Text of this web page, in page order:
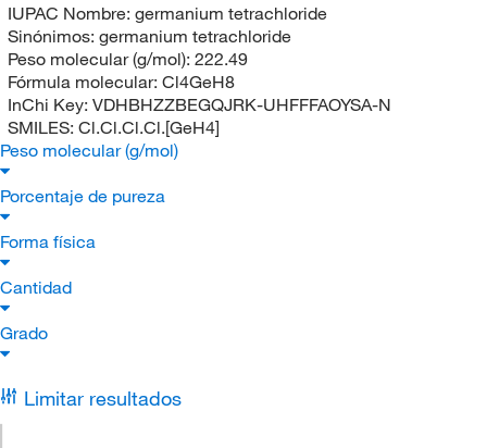
IUPAC Nombre: germanium tetrachloride
Sinónimos: germanium tetrachloride
Peso molecular (g/mol): 222.49
Fórmula molecular: Cl4GeH8
InChi Key: VDHBHZZBEGQJRK-UHFFFAOYSA-N
SMILES: Cl.Cl.Cl.Cl.[GeH4]
Peso molecular (g/mol)
Porcentaje de pureza
Forma física
Cantidad
Grado
Limitar resultados